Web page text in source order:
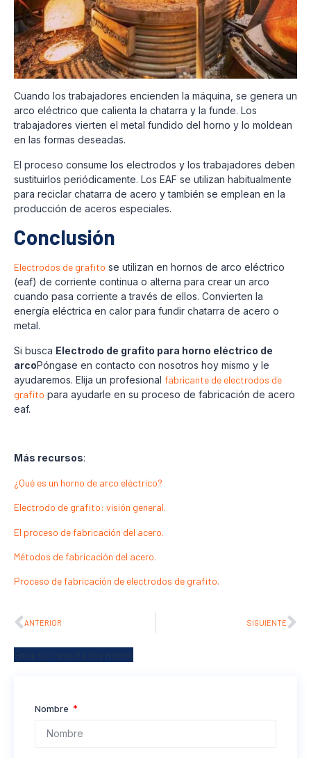
Cuando los trabajadores encienden la máquina, se genera un
arco eléctrico que calienta la chatarra y la funde. Los
trabajadores vierten el metal fundido del horno y lo moldean
en las formas deseadas.
El proceso consume los electrodos y los trabajadores deben
sustituirlos periódicamente. Los EAF se utilizan habitualmente
para reciclar chatarra de acero y también se emplean en la
producción de aceros especiales.
Conclusión
Electrodos de grafito se utilizan en hornos de arco eléctrico
(eaf) de corriente continua o alterna para crear un arco
cuando pasa corriente a través de ellos. Convierten la
energía eléctrica en calor para fundir chatarra de acero o
metal.
Si busca Electrodo de grafito para horno eléctrico de
arcoPóngase en contacto con nosotros hoy mismo y le
ayudaremos. Elija un profesional fabricante de electrodos de
grafito para ayudarle en su proceso de fabricación de acero
eaf.
Más recursos:
¿Qué es un horno de arco eléctrico?
Electrodo de grafito: visión general.
El proceso de fabricación del acero.
Métodos de fabricación del acero.
Proceso de fabricación de electrodos de grafito.
ANTERIOR SIGUIENTE
Envíe su consulta hoy mismo
Nombre